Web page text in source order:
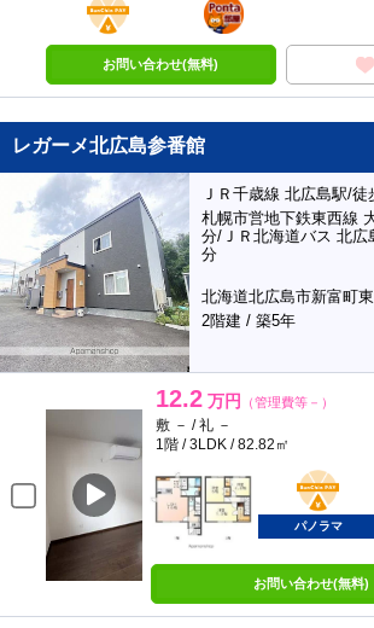
部屋
お問い合わせ(無料)
レガーメ北広島参番館
ＪＲ千歳線 北広島駅/徒
札幌市営地下鉄東西線
分/ＪＲ北海道バス 北広
分
北海道北広島市新富町
2階建 / 築5年
12.2 万円 （管理費等－）
敷 － / 礼 －
1階 / 3LDK / 82.82㎡
BunChinPAY
パノラマ
お問い合わせ(無料)